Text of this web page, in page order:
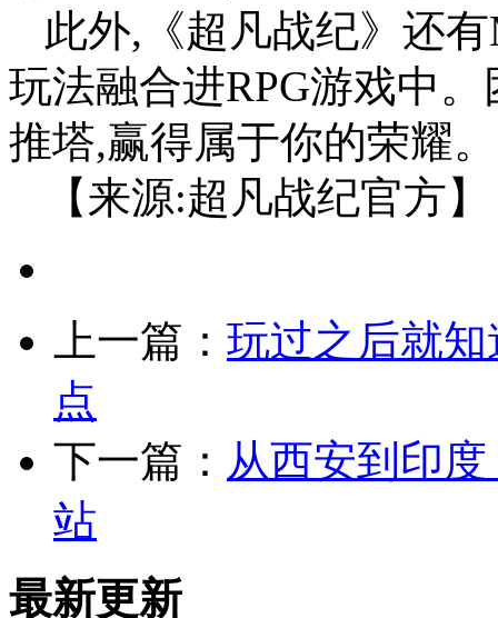
此外,《超凡战纪》还
玩法融合进RPG游戏中
推塔,赢得属于你的荣耀。
【来源:超凡战纪官方】
上一篇： 玩过之后就
点
下一篇： 从西安到印
站
最新更新